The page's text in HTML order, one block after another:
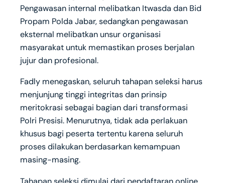
Pengawasan internal melibatkan Itwasda dan Bid
Propam Polda Jabar, sedangkan pengawasan
eksternal melibatkan unsur organisasi
masyarakat untuk memastikan proses berjalan
jujur dan profesional.
Fadly menegaskan, seluruh tahapan seleksi harus
menjunjung tinggi integritas dan prinsip
meritokrasi sebagai bagian dari transformasi
Polri Presisi. Menurutnya, tidak ada perlakuan
khusus bagi peserta tertentu karena seluruh
proses dilakukan berdasarkan kemampuan
masing-masing.